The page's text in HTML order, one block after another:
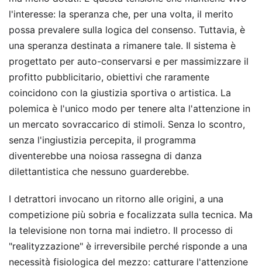
l'interesse: la speranza che, per una volta, il merito
possa prevalere sulla logica del consenso. Tuttavia, è
una speranza destinata a rimanere tale. Il sistema è
progettato per auto-conservarsi e per massimizzare il
profitto pubblicitario, obiettivi che raramente
coincidono con la giustizia sportiva o artistica. La
polemica è l'unico modo per tenere alta l'attenzione in
un mercato sovraccarico di stimoli. Senza lo scontro,
senza l'ingiustizia percepita, il programma
diventerebbe una noiosa rassegna di danza
dilettantistica che nessuno guarderebbe.
I detrattori invocano un ritorno alle origini, a una
competizione più sobria e focalizzata sulla tecnica. Ma
la televisione non torna mai indietro. Il processo di
"realityzzazione" è irreversibile perché risponde a una
necessità fisiologica del mezzo: catturare l'attenzione